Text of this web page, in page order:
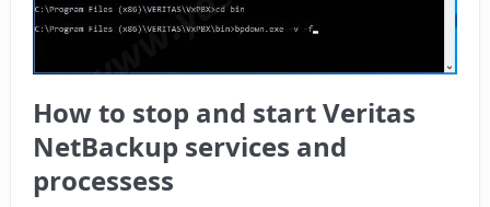
How to stop and start Veritas
NetBackup services and
processess